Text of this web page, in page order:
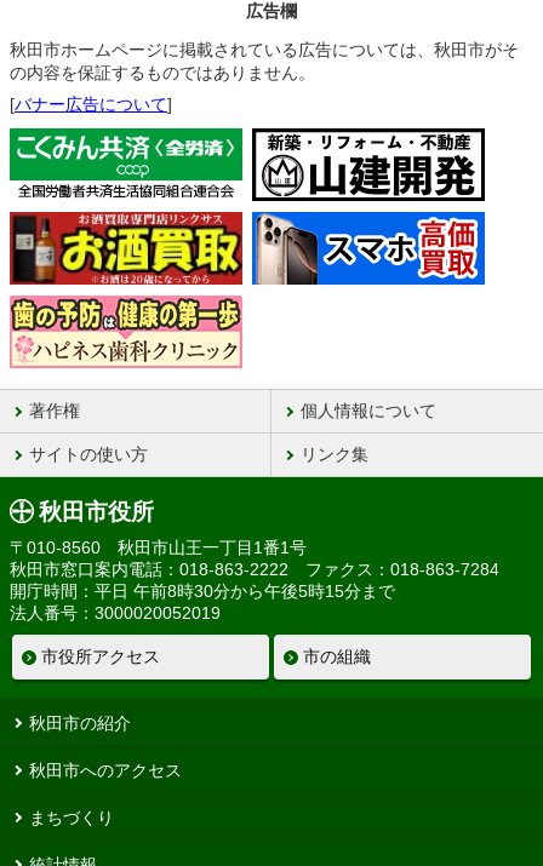
広告欄
秋田市ホームページに掲載されている広告については、秋田市がそ
の内容を保証するものではありません。
[バナー広告について]
著作権 個人情報について
サイトの使い方 リンク集
秋田市役所
〒010-8560 秋田市山王一丁目1番1号
秋田市窓口案内電話：018-863-2222 ファクス：018-863-7284
開庁時間：平日 午前8時30分から午後5時15分まで
法人番号：3000020052019
市役所アクセス 市の組織
秋田市の紹介
秋田市へのアクセス
まちづくり